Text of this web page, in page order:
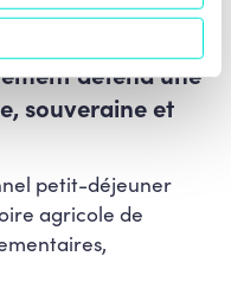
défend une
souveraine et
petit-déjeuner
agricole de